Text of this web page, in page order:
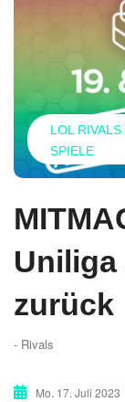
LOL
SPIELE
zurück
- Rivals
Mo. 17. Juli 2023